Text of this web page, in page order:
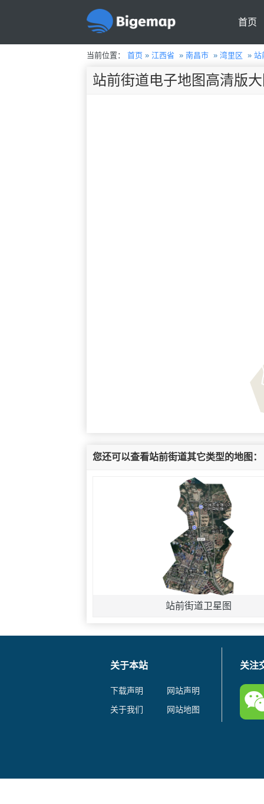
首页
当前位置： 首页» 江西省 » 南昌市» 湾里区 » 站
站前街道电子地图高清版
您还可以查看站前街道其它类型的地图：
站前街道卫星图
关于本站
下载声明
网站声明
关于我们
网站地图
关注